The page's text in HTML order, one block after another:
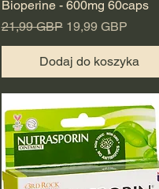
Bioperine - 600mg 60caps
Regularna cena
21,99 GBP Cena rabatowa
19,99 GBP
Dodaj do koszyka